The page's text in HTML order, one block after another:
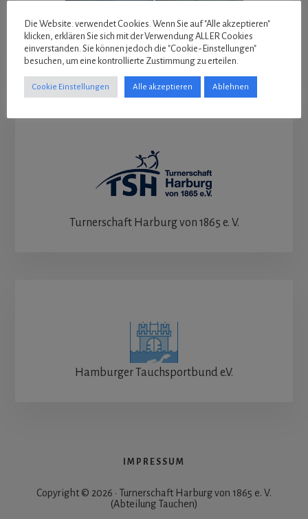
Turnerschaft Harburg von 1865 e. V.
Hamburger Tauchsportbund e.V.
IMPRESSUM
Copyright © 2026 · Turnerschaft Harburg von 1865 e. V.
(Abteilung Tauchen)
Die Website. verwendet Cookies. Wenn Sie auf "Alle akzeptieren"
klicken, erklären Sie sich mit der Verwendung ALLER Cookies
einverstanden. Sie können jedoch die "Cookie-Einstellungen"
besuchen, um eine kontrollierte Zustimmung zu erteilen.
Cookie Einstellungen Alle akzeptieren Ablehnen